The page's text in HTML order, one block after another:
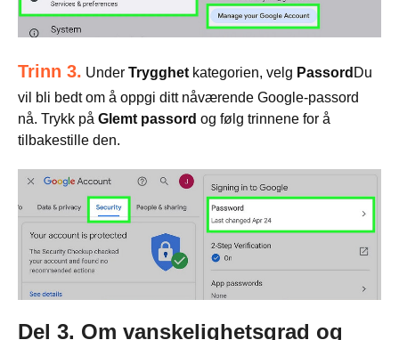
Trinn 3. Under Trygghetkategorien, velg Passord Du
vil bli bedt om å oppgi ditt nåværende Google-passord
nå. Trykk på Glemt passord og følg trinnene for å
tilbakestille den.
Del 3. Om vanskelighetsgrad og